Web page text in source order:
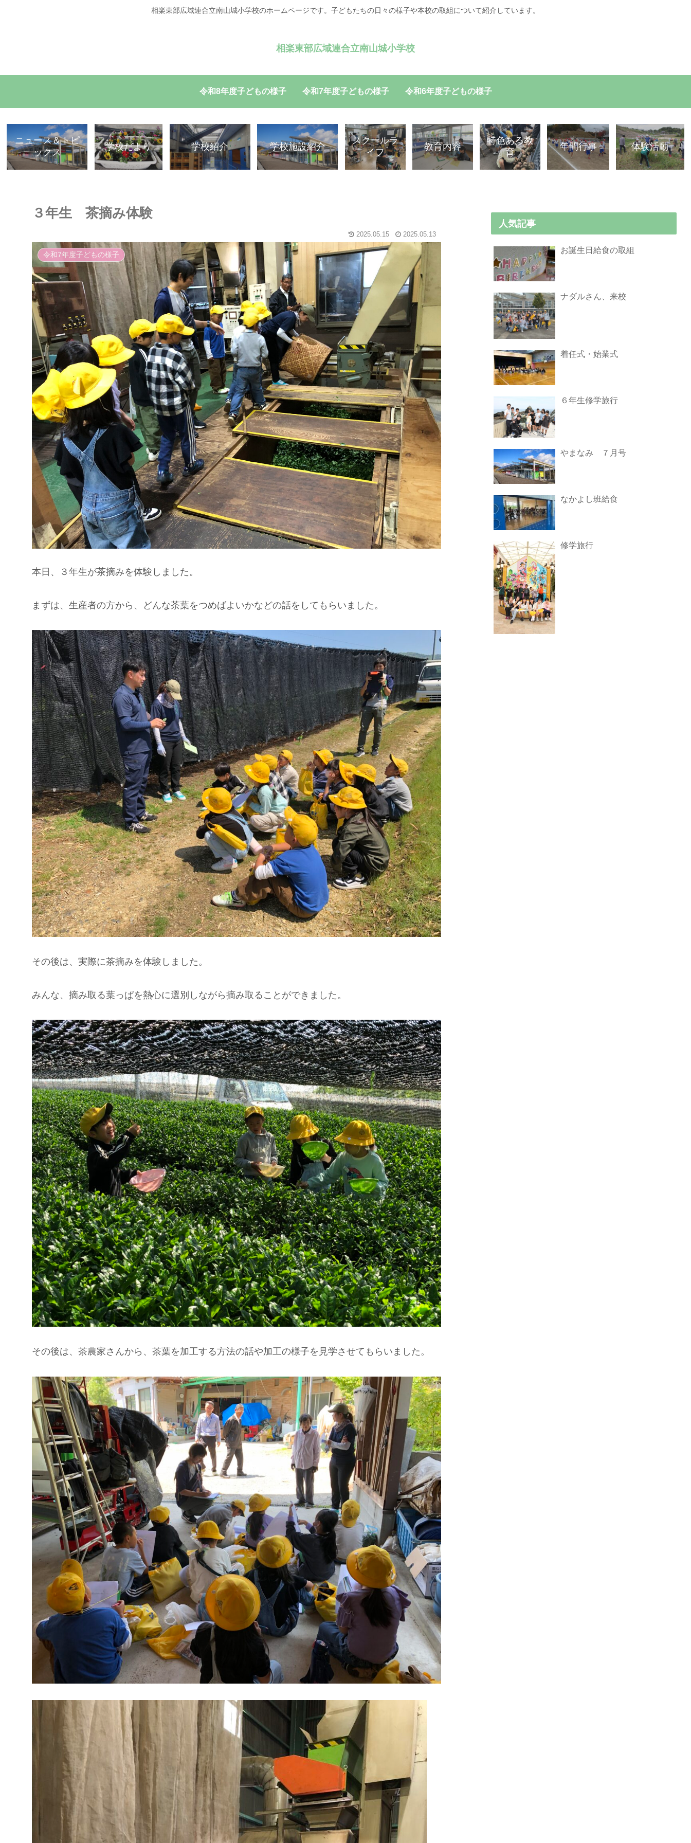
相楽東部広域連合立南山城小学校のホームページです。子どもたちの日々の様子や本校の取組について紹介しています。
相楽東部広域連合立南山城小学校
令和8年度子どもの様子 令和7年度子どもの様子 令和6年度子どもの様子
ニュース＆トピ
ックス
学校だより 学校紹介 学校施設紹介
スクールラ
イフ
教育内容
特色ある教
育
年間行事 体験活動
３年生 茶摘み体験
2025.05.15 2025.05.13
令和7年度子どもの様子
本日、３年生が茶摘みを体験しました。
まずは、生産者の方から、どんな茶葉をつめばよいかなどの話をしてもらいました。
その後は、実際に茶摘みを体験しました。
みんな、摘み取る葉っぱを熱心に選別しながら摘み取ることができました。
その後は、茶農家さんから、茶葉を加工する方法の話や加工の様子を見学させてもらいました。
人気記事
お誕生日給食の取組
ナダルさん、来校
着任式・始業式
６年生修学旅行
やまなみ ７月号
なかよし班給食
修学旅行